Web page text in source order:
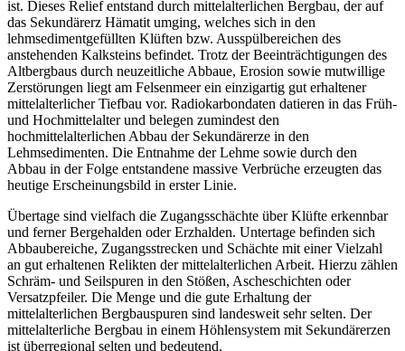
ist. Dieses Relief entstand durch mittelalterlichen Bergbau, der auf
das Sekundärerz Hämatit umging, welches sich in den
lehmsedimentgefüllten Klüften bzw. Ausspülbereichen des
anstehenden Kalksteins befindet. Trotz der Beeinträchtigungen des
Altbergbaus durch neuzeitliche Abbaue, Erosion sowie mutwillige
Zerstörungen liegt am Felsenmeer ein einzigartig gut erhaltener
mittelalterlicher Tiefbau vor. Radiokarbondaten datieren in das Früh-
und Hochmittelalter und belegen zumindest den
hochmittelalterlichen Abbau der Sekundärerze in den
Lehmsedimenten. Die Entnahme der Lehme sowie durch den
Abbau in der Folge entstandene massive Verbrüche erzeugten das
heutige Erscheinungsbild in erster Linie.
Übertage sind vielfach die Zugangsschächte über Klüfte erkennbar
und ferner Bergehalden oder Erzhalden. Untertage befinden sich
Abbaubereiche, Zugangsstrecken und Schächte mit einer Vielzahl
an gut erhaltenen Relikten der mittelalterlichen Arbeit. Hierzu zählen
Schräm- und Seilspuren in den Stößen, Ascheschichten oder
Versatzpfeiler. Die Menge und die gute Erhaltung der
mittelalterlichen Bergbauspuren sind landesweit sehr selten. Der
mittelalterliche Bergbau in einem Höhlensystem mit Sekundärerzen
ist überregional selten und bedeutend.